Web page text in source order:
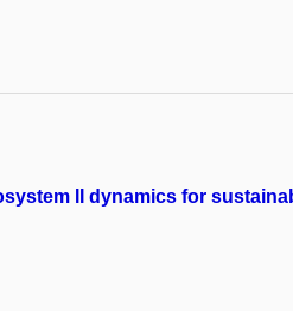
II dynamics for